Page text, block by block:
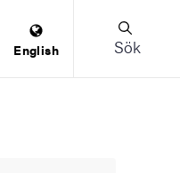
English Sök